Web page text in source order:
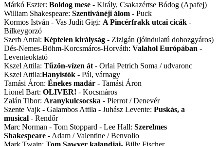
Márkó Eszter: Boldog mese - Király, Csakazértse Bódog (Apafej)
William Shakespeare: Szentivánéji álom - Puck
Kormos István - Vas Judit Gigi: A Pincérfrakk utcai cicák -
Bilkeygorzó
Szerb Antal: Képtelen királyság - Zizigán (jóindulatú dobozgyáros)
Dés-Nemes-Böhm-Korcsmáros-Horváth: Valahol Európában -
Leventeoktató
Kszel Attila: Tűzön-vízen át - Orlai Petrich Soma / udvaronc
Kszel Attila:Hanyistók - Pál, várnagy
Tamási Áron: Énekes madár - Tamási Áron
Lionel Bart: OLIVER! - Kocsmáros
Zalán Tibor: Aranykulcsocska - Pierrot / Denevér
Szente Vajk - Galambos Attila - Juhász Levente: Puskás, a
musical - Rendőr
Marc Norman - Tom Stoppard - Lee Hall: Szerelmes
Shakespeare - Adam / Valentine / Benvolio